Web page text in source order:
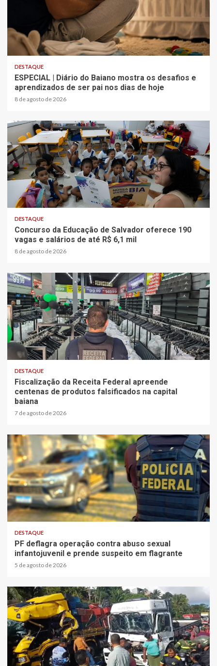
4 min read
DESTAQUE
ESPECIAL | Diário do Baiano mostra os desafios e
aprendizados de ser pai nos dias de hoje
8 de agosto de 2026
2 min read
DESTAQUE
Concurso da Educação de Salvador oferece 190
vagas e salários de até R$ 6,1 mil
8 de agosto de 2026
2 min read
DESTAQUE
Fiscalização da Receita Federal apreende
centenas de produtos falsificados na capital
baiana
7 de agosto de 2026
3 min read
DESTAQUE
PF deflagra operação contra abuso sexual
infantojuvenil e prende suspeito em flagrante
5 de agosto de 2026
2 min read